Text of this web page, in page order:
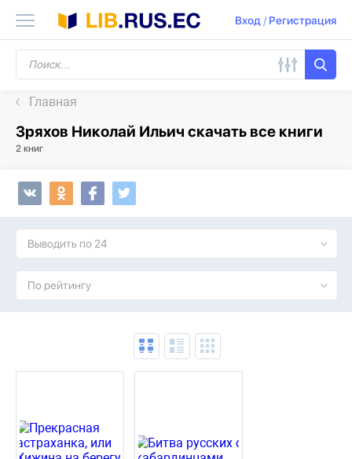
Вход/ Регистрация
Главная
Зряхов Николай Ильич скачать все книги
2 книг
Выводить по 24
По рейтингу